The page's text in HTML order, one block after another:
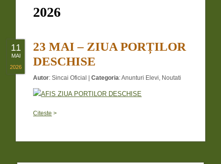
2026
23 MAI – ZIUA PORȚILOR
DESCHISE
Autor:Sincai Oficial |Categoria:Anunturi Elevi, Noutati
Citeste >
11
MAI
2026